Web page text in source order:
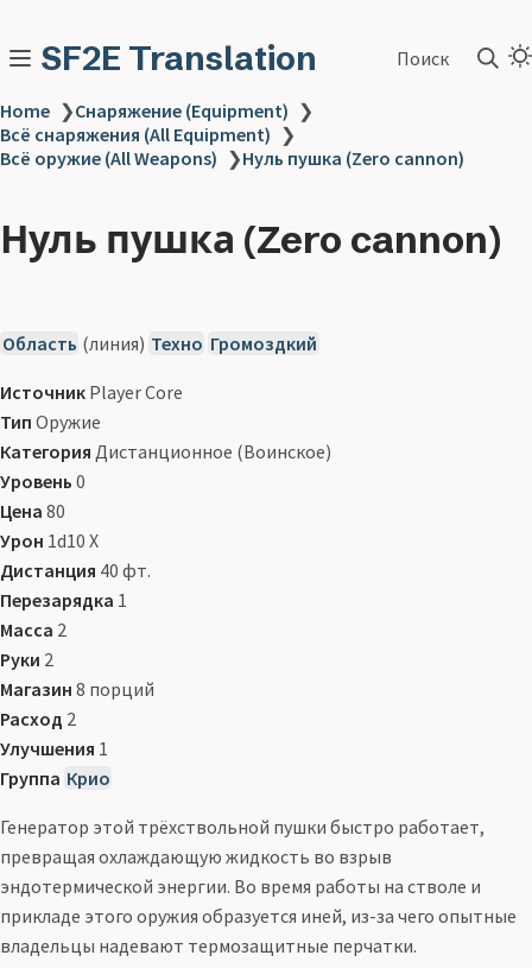
SF2E Translation Поиск
Home ❯Снаряжение (Equipment) ❯
Всё снаряжения (All Equipment) ❯
Всё оружие (All Weapons) ❯Нуль пушка (Zero cannon)
Нуль пушка (Zero cannon)
Область (линия) Техно Громоздкий
Источник Player Core
Тип Оружие
Категория Дистанционное (Воинское)
Уровень 0
Цена 80
Урон 1d10 Х
Дистанция 40 фт.
Перезарядка 1
Масса 2
Руки 2
Магазин 8 порций
Расход 2
Улучшения 1
Группа Крио
Генератор этой трёхствольной пушки быстро работает,
превращая охлаждающую жидкость во взрыв
эндотермической энергии. Во время работы на стволе и
прикладе этого оружия образуется иней, из-за чего опытные
владельцы надевают термозащитные перчатки.